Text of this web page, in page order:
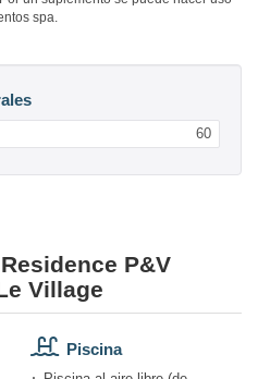
spa.
60
P&V
Village
Piscina